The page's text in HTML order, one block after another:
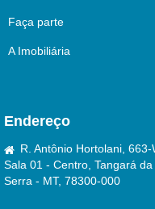
Faça parte
A Imobiliária
Endereço
R. Antônio Hortolani, 663-
Sala 01 - Centro, Tangará da
Serra - MT, 78300-000